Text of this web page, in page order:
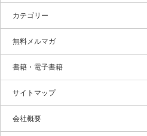
カテゴリー
無料メルマガ
書籍・電子書籍
サイトマップ
会社概要